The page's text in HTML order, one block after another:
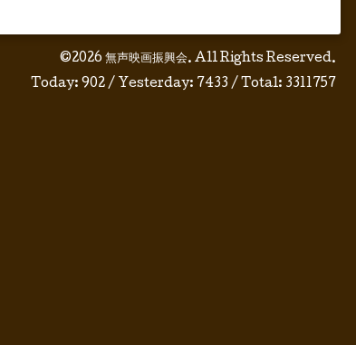
©2026 無声映画振興会. All Rights Reserved.
Today: 902 / Yesterday: 7433 / Total: 3311757